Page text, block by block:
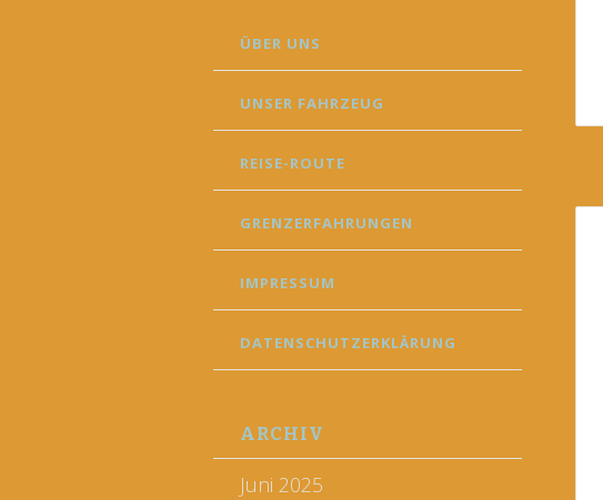
SKIP
TO
ÜBER UNS
UNSER FAHRZEUG
REISE-ROUTE
GRENZERFAHRUNGEN
IMPRESSUM
DATENSCHUTZERKLÄRUNG
ARCHIV
Juni 2025